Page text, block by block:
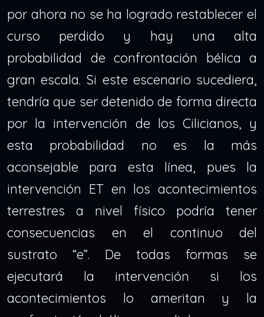
por ahora no se ha logrado restablecer el
curso perdido y hay una alta
probabilidad de confrontación bélica a
gran escala. Si este escenario sucediera,
tendría que ser detenido de forma directa
por la intervención de los Cilicianos, y
esta probabilidad no es la más
aconsejable para esta línea, pues la
intervención ET en los acontecimientos
terrestres a nivel físico podría tener
consecuencias en el continuo del
sustrato “e”. De todas formas se
ejecutará la intervención si los
acontecimientos lo ameritan y la